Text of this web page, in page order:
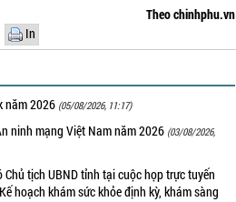
Theo chinhphu.vn
In
năm 2026 (05/08/2026, 11:17)
ninh mạng Việt Nam năm 2026 (03/08/2026,
tịch UBND tỉnh tại cuộc họp trực tuyến
hoạch khám sức khỏe định kỳ, khám sàng